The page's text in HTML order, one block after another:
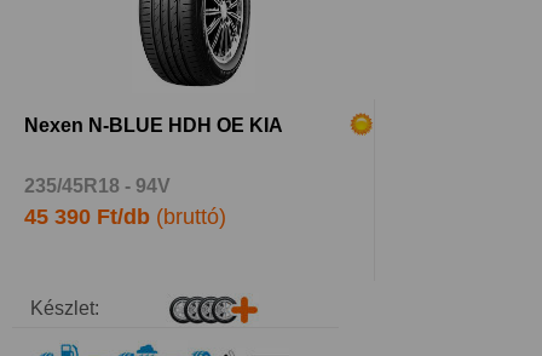
Nexen N-BLUE HDH OE KIA
235/45R18 - 94V
45 390 Ft/db (bruttó)
Készlet: